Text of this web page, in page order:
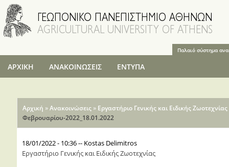
προς το
κυρίως
περιεχόμενο
Παλαιό σύστημα
ΑΡΧΙΚΗ ΑΝΑΚΟΙΝΩΣΕΙΣ ΕΝΤΥΠΑ
Είστε εδώ
Αρχική »Ανακοινώσεις » Εργαστήριο Γενικής και Ειδικής Ζωοτεχνίας
Φεβρουαρίου-2022_18.01.2022
18/01/2022 - 10:36-- Kostas Delimitros
Εργαστήριο Γενικής και Ειδικής Ζωοτεχνίας